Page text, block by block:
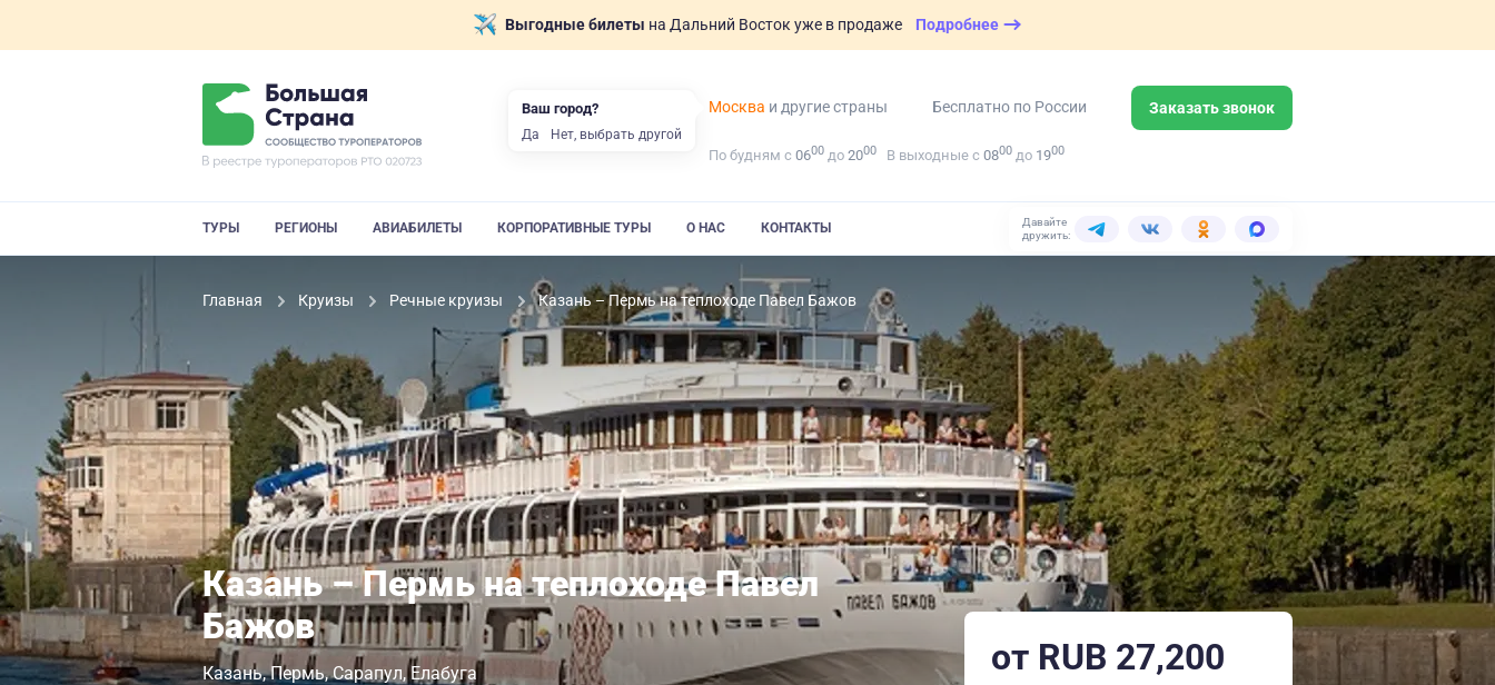
Выгодные билеты на Дальний Восток уже в продаже Подробнее
Москва и другие страны Бесплатно по России Заказать звонок
По будням с 0600 до 2000 В выходные с 0800 до 1900
ТУРЫ РЕГИОНЫ АВИАБИЛЕТЫ КОРПОРАТИВНЫЕ ТУРЫ О НАС КОНТАКТЫ
Давайте
дружить:
Главная Круизы Речные круизы Казань – Пермь на теплоходе Павел Бажов
Казань – Пермь на теплоходе Павел
Бажов
Казань Пермь Сарапул Елабуга от RUB 27,200
Ваш город?
Да Нет, выбрать другой